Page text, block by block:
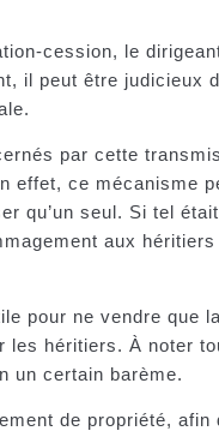
cession, le
il peut être judicieux
par cette
effet, ce mécanisme
qu’un seul. Si tel
aux
pour ne vendre que
les héritiers. À noter
un certain barème.
de propriété, afin